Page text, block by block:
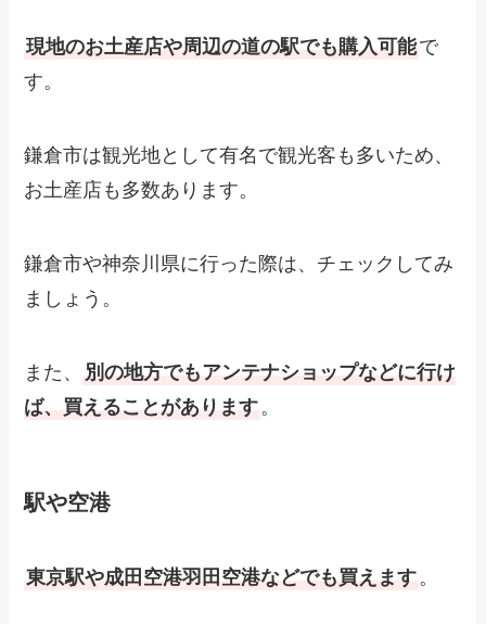
現地のお土産店や周辺の道の駅でも購入可能で
す。
鎌倉市は観光地として有名で観光客も多いため、
お土産店も多数あります。
鎌倉市や神奈川県に行った際は、チェックしてみ
ましょう。
また、
別の地方でもアンテナショップなどに行け
ば、買えることがあります 。
駅や空港
東京駅や成田空港羽田空港などでも買えます。